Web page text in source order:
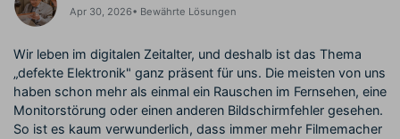
Creator
Monetarisierungs-
Programm
Monetarisieren Sie
Ihren Einfluss mit Filmora
Freunde-werben-
Programm
An Freunde empfehlen,
Belohnungen erhalten
Kunden-Geschichten
Kunden Erfolg haben
Affiliate-Programm
auf Unternehmensebene frei
Apr 30, 2026• Bewährte Lösungen
Wir leben im digitalen Zeitalter, und deshalb ist das Thema
„defekte Elektronik" ganz präsent für uns. Die meisten von uns
haben schon mehr als einmal ein Rauschen im Fernsehen, eine
Monitorstörung oder einen anderen Bildschirmfehler gesehen.
So ist es kaum verwunderlich, dass immer mehr Filmemacher